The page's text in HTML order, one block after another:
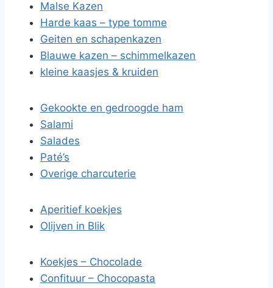
Malse Kazen
Harde kaas – type tomme
Geiten en schapenkazen
Blauwe kazen – schimmelkazen
kleine kaasjes & kruiden
Gekookte en gedroogde ham
Salami
Salades
Paté’s
Overige charcuterie
Aperitief koekjes
Olijven in Blik
Koekjes – Chocolade
Confituur – Chocopasta